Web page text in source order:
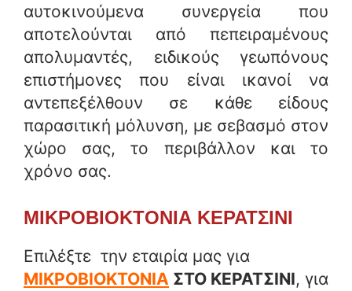
αυτοκινούμενα συνεργεία που
αποτελούνται από πεπειραμένους
απολυμαντές, ειδικούς γεωπόνους
επιστήμονες που είναι ικανοί να
αντεπεξέλθουν σε κάθε είδους
παρασιτική μόλυνση, με σεβασμό στον
χώρο σας, το περιβάλλον και το
χρόνο σας.
ΜΙΚΡΟΒΙΟΚΤΟΝΙΑ ΚΕΡΑΤΣΙΝΙ
Επιλέξτε την εταιρία μας για
ΜΙΚΡΟΒΙΟΚΤΟΝΙΑ ΣΤΟ ΚΕΡΑΤΣΙΝΙ, για